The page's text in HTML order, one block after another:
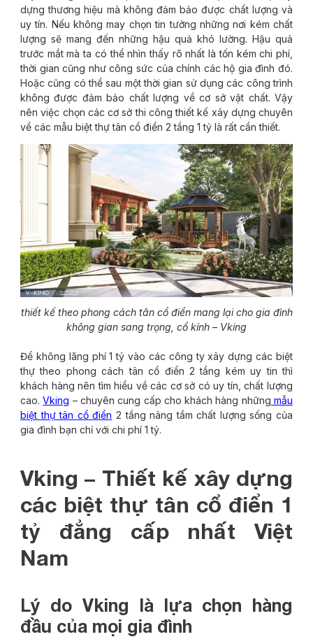
dựng thương hiệu mà không đảm bảo được chất lượng và
uy tín. Nếu không may chọn tin tưởng những nơi kém chất
lượng sẽ mang đến những hậu quả khó lường. Hậu quả
trước mắt mà ta có thể nhìn thấy rõ nhất là tốn kém chi phí,
thời gian cũng như công sức của chính các hộ gia đình đó.
Hoặc cũng có thể sau một thời gian sử dụng các công trình
không được đảm bảo chất lượng về cơ sở vật chất. Vậy
nên việc chọn các cơ sở thi công thiết kế xây dựng chuyên
về các mẫu biệt thự tân cổ điển 2 tầng 1 tỷ là rất cần thiết.
thiết kế theo phong cách tân cổ điển mang lại cho gia đình
không gian sang trọng, cổ kính – Vking
Để không lãng phí 1 tỷ vào các công ty xây dựng các biệt
thự theo phong cách tân cổ điển 2 tầng kém uy tin thì
khách hàng nên tìm hiểu về các cơ sở có uy tín, chất lượng
cao.Vking – chuyên cung cấp cho khách hàng những mẫu
biệt thự tân cổ điển 2 tầng nâng tầm chất lượng sống của
gia đình bạn chỉ với chi phí 1 tỷ.
Vking – Thiết kế xây dựng
các biệt thự tân cổ điển 1
tỷ đẳng cấp nhất Việt
Nam
Lý do Vking là lựa chọn hàng
đầu của mọi gia đình